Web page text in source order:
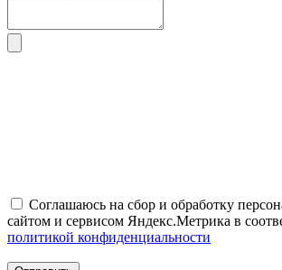
Соглашаюсь на сбор и обработку
сайтом и сервисом Яндекс.Метрика в
политикой конфиденциальности